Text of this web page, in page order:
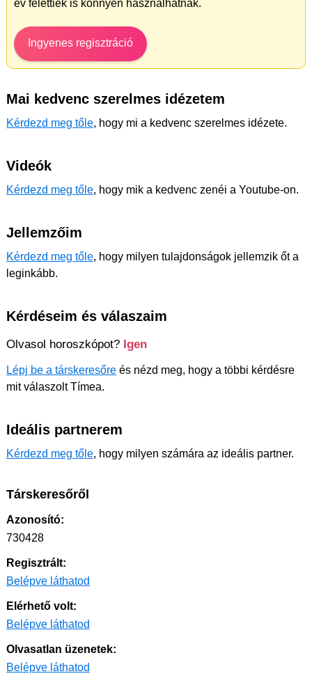
év felettiek is könnyen használhatnak.
Ingyenes regisztráció
Mai kedvenc szerelmes idézetem
Kérdezd meg tőle, hogy mi a kedvenc szerelmes idézete.
Videók
Kérdezd meg tőle, hogy mik a kedvenc zenéi a Youtube-on.
Jellemzőim
Kérdezd meg tőle, hogy milyen tulajdonságok jellemzik őt a
leginkább.
Kérdéseim és válaszaim
Olvasol horoszkópot? Igen
Lépj be a társkeresőre és nézd meg, hogy a többi kérdésre
mit válaszolt Tímea.
Ideális partnerem
Kérdezd meg tőle, hogy milyen számára az ideális partner.
Társkeresőről
Azonosító:
730428
Regisztrált:
Belépve láthatod
Elérhető volt:
Belépve láthatod
Olvasatlan üzenetek:
Belépve láthatod